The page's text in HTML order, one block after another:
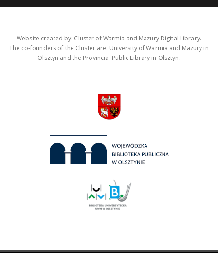
Website created by: Cluster of Warmia and Mazury Digital Library.
The co-founders of the Cluster are: University of Warmia and Mazury in
Olsztyn and the Provincial Public Library in Olsztyn.